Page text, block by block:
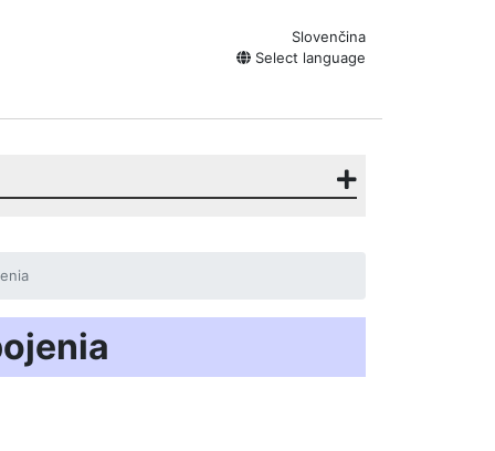
Slovenčina
Select language